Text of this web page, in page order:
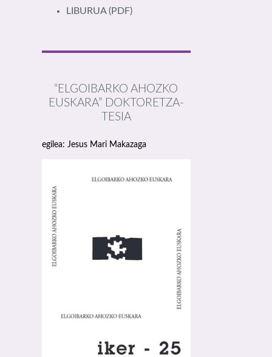
LIBURUA(PDF)
“ELGOIBARKO AHOZKO
EUSKARA” DOKTORETZA-
TESIA
egilea: Jesus Mari Makazaga